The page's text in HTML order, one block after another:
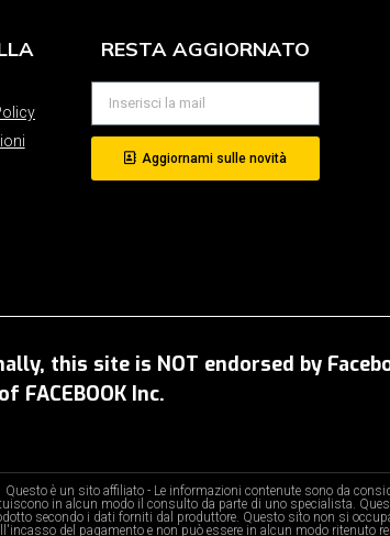
RESTA AGGIORNATO
Aggiornami sulle novità
this site is NOT endorsed by
FACEBOOK Inc.
Questo è un sito affiliato - Le informazioni contenute sono da
in alcun modo il consulto da parte di uno specialista.
secondo i dati forniti dal produttore. Questo sito non si
del pagamento e non può essere in alcun modo ritenuto